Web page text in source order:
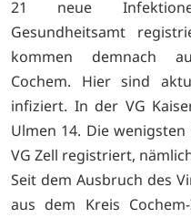
21 neue
Gesundheitsamt
kommen demnach
Cochem. Hier sind
infiziert. In der VG
Ulmen 14. Die
VG Zell registriert,
Seit dem Ausbruch des
aus dem Kreis